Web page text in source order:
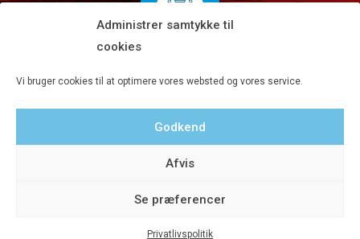
Administrer samtykke til
cookies
Vi bruger cookies til at optimere vores websted og vores service.
Godkend
Afvis
Se præferencer
Privatlivspolitik